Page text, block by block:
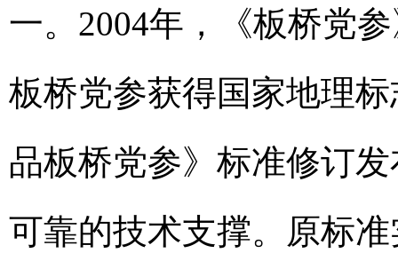
一。2004年，《板桥党
板桥党参获得国家地理
品板桥党参》标准修订
可靠的技术支撑。原标